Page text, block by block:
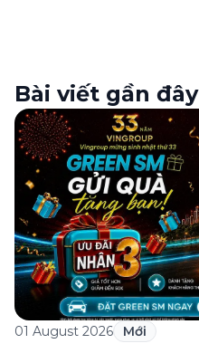
Bài viết gần đây
01 August 2026 Mới